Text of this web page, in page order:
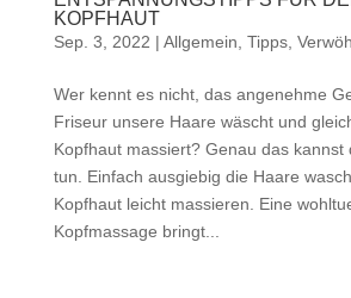
KOPFHAUT
Sep. 3, 2022 | Allgemein Tipps,
Wer kennt es nicht, das angenehme
Friseur unsere Haare wäscht und
Kopfhaut massiert? Genau das kannst
tun. Einfach ausgiebig die Haare
Kopfhaut leicht massieren. Eine
Kopfmassage bringt...